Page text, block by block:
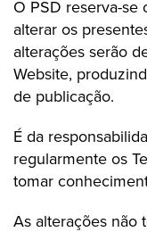
O PSD reserva-se
alterar os
alterações serão
Website,
de publicação.
É da
regularmente os
tomar
As alterações não